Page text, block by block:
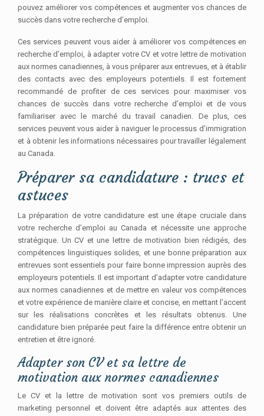
pouvez améliorer vos compétences et augmenter vos chances de
succès dans votre recherche d’emploi.
Ces services peuvent vous aider à améliorer vos compétences en
recherche d’emploi, à adapter votre CV et votre lettre de motivation
aux normes canadiennes, à vous préparer aux entrevues, et à établir
des contacts avec des employeurs potentiels. Il est fortement
recommandé de profiter de ces services pour maximiser vos
chances de succès dans votre recherche d’emploi et de vous
familiariser avec le marché du travail canadien. De plus, ces
services peuvent vous aider à naviguer le processus d’immigration
et à obtenir les informations nécessaires pour travailler légalement
au Canada.
Préparer sa candidature : trucs et
astuces
La préparation de votre candidature est une étape cruciale dans
votre recherche d’emploi au Canada et nécessite une approche
stratégique. Un CV et une lettre de motivation bien rédigés, des
compétences linguistiques solides, et une bonne préparation aux
entrevues sont essentiels pour faire bonne impression auprès des
employeurs potentiels. Il est important d’adapter votre candidature
aux normes canadiennes et de mettre en valeur vos compétences
et votre expérience de manière claire et concise, en mettant l’accent
sur les réalisations concrètes et les résultats obtenus. Une
candidature bien préparée peut faire la différence entre obtenir un
entretien et être ignoré.
Adapter son CV et sa lettre de
motivation aux normes canadiennes
Le CV et la lettre de motivation sont vos premiers outils de
marketing personnel et doivent être adaptés aux attentes des